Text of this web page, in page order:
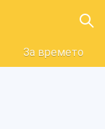
За времето